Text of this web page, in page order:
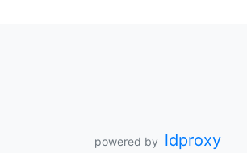
powered by ldproxy